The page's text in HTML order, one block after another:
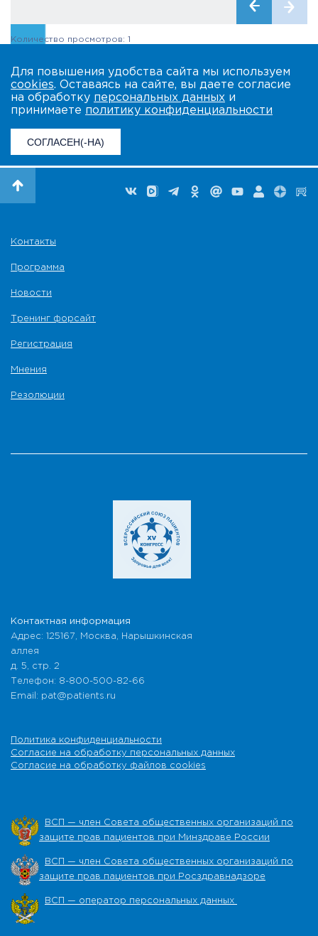
Количество просмотров: 1
Для повышения удобства сайта мы используем
cookies. Оставаясь на сайте, вы даете согласие
на обработку персональных данных и
принимаете политику конфиденциальности
СОГЛАСЕН(-НА)
Контакты
Программа
Новости
Тренинг форсайт
Регистрация
Мнения
Резолюции
Контактная информация
Адрес: 125167, Москва, Нарышкинская
аллея
д. 5, стр. 2
Телефон: 8-800-500-82-66
Email: pat@patients.ru
Политика конфиденциальности
Согласие на обработку персональных данных
Согласие на обработку файлов cookies
ВСП — член Совета общественных организаций по
защите прав пациентов при Минздраве России
ВСП — член Совета общественных организаций по
защите прав пациентов при Росздравнадзоре
ВСП — оператор персональных данных